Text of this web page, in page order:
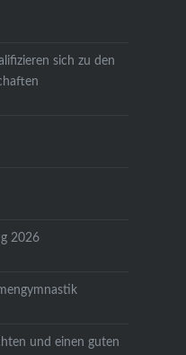
sich zu den
2026
und einen guten